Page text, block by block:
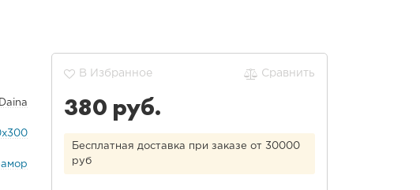
В Избранное Сравнить
380 руб.
Бесплатная доставка при заказе от 30000
руб